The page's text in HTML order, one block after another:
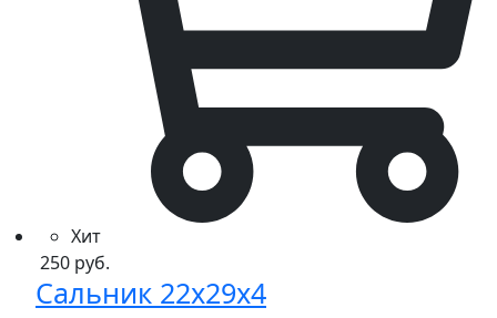
Хит
250 руб.
Сальник 22x29x4